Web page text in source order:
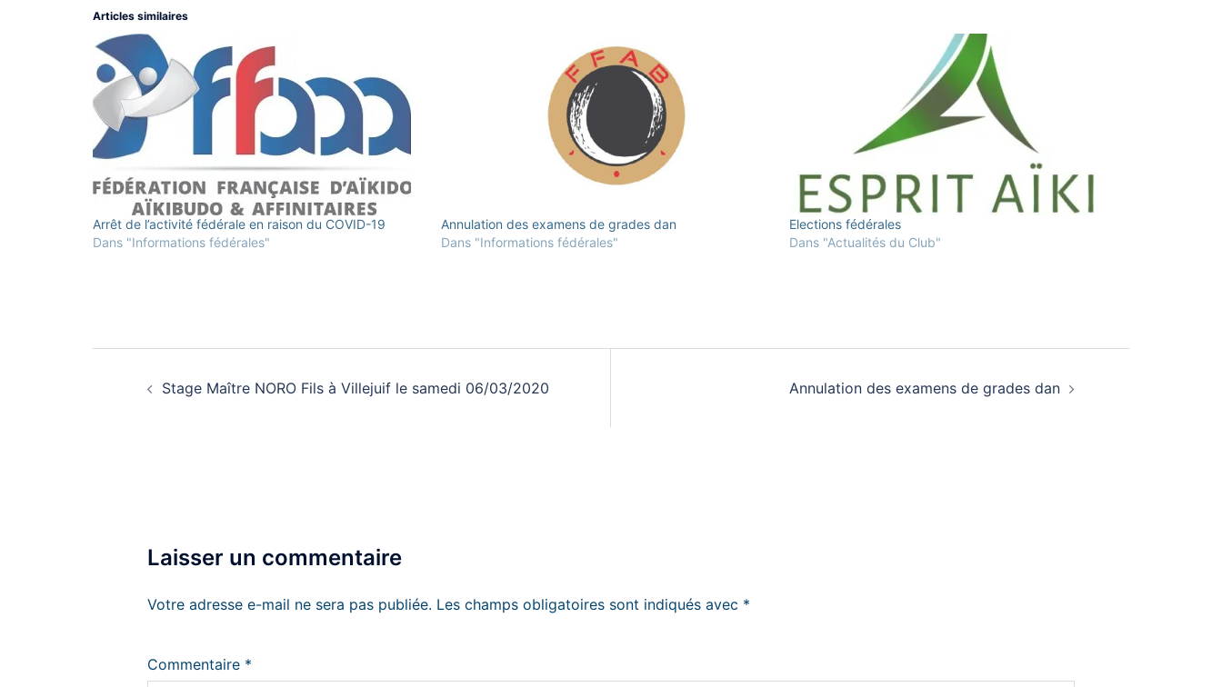
Articles similaires
Arrêt de l’activité fédérale en raison du COVID-19
Dans "Informations fédérales"
Annulation des examens de grades dan
Dans "Informations fédérales"
Elections fédérales
Dans "Actualités du Club"
d’articleStage Maître NORO Fils à Villejuif le samedi 06/03/2020 Annulation des examens de grades dan
Laisser un commentaire
Votre adresse e-mail ne sera pas publiée. Les champs obligatoires sont indiqués avec *
Commentaire *